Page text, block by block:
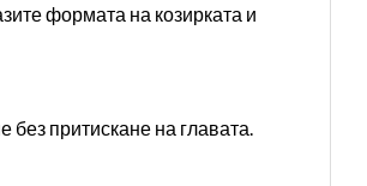
формата на козирката и
притискане на главата.